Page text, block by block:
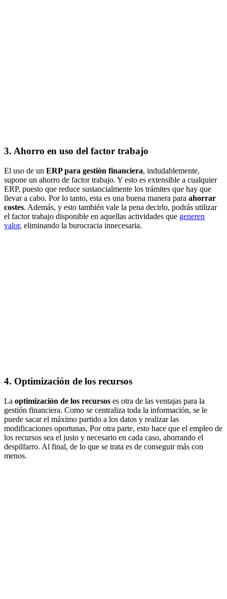
3. Ahorro en uso del factor trabajo
El uso de un ERP para gestión financiera, indudablemente,
supone un ahorro de factor trabajo. Y esto es extensible a cualquier
ERP, puesto que reduce sustancialmente los trámites que hay que
llevar a cabo. Por lo tanto, esta es una buena manera para ahorrar
costes. Además, y esto también vale la pena decirlo, podrás utilizar
el factor trabajo disponible en aquellas actividades que generen
valor, eliminando la burocracia innecesaria.
4. Optimización de los recursos
La optimización de los recursos es otra de las ventajas para la
gestión financiera. Como se centraliza toda la información, se le
puede sacar el máximo partido a los datos y realizar las
modificaciones oportunas. Por otra parte, esto hace que el empleo de
los recursos sea el justo y necesario en cada caso, ahorrando el
despilfarro. Al final, de lo que se trata es de conseguir más con
menos.